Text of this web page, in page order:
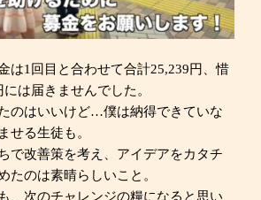
は1回目と合わせて合計25,239円、惜
は届きませんでした。
のはいいけど…僕は納得できていな
せる生徒も。
で改善策を考え、アイデアをカタチ
たのは素晴らしいこと。
、次のチャレンジの糧になると思い